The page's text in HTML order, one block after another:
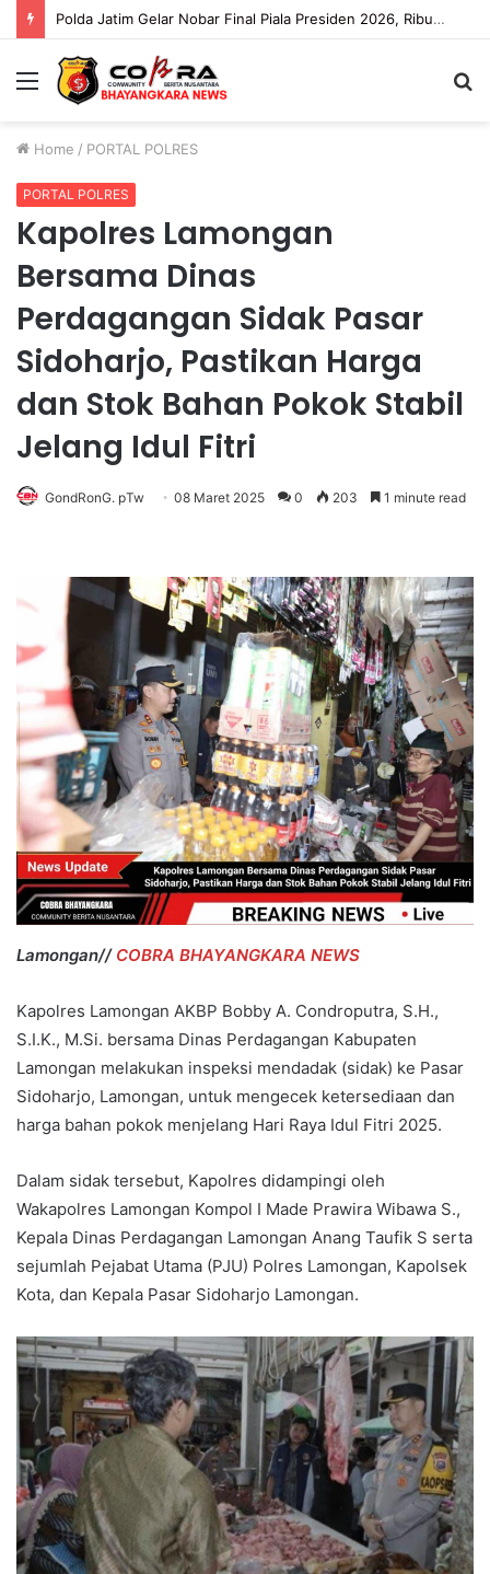
Polda Jatim Gelar Nobar Final Piala Presiden 2026, Ribuan Bonek Mania Dukung Persebaya dari Lapangan Mapolda
Menu
Home / PORTAL POLRES
PORTAL POLRES
Kapolres Lamongan
Bersama Dinas
Perdagangan Sidak Pasar
Sidoharjo, Pastikan Harga
dan Stok Bahan Pokok Stabil
Jelang Idul Fitri
GondRonG. pTw 08 Maret 2025 0 203 1 minute read
Lamongan// COBRA BHAYANGKARA NEWS
Kapolres Lamongan AKBP Bobby A. Condroputra, S.H.,
S.I.K., M.Si. bersama Dinas Perdagangan Kabupaten
Lamongan melakukan inspeksi mendadak (sidak) ke Pasar
Sidoharjo, Lamongan, untuk mengecek ketersediaan dan
harga bahan pokok menjelang Hari Raya Idul Fitri 2025.
Dalam sidak tersebut, Kapolres didampingi oleh
Wakapolres Lamongan Kompol I Made Prawira Wibawa S.,
Kepala Dinas Perdagangan Lamongan Anang Taufik S serta
sejumlah Pejabat Utama (PJU) Polres Lamongan, Kapolsek
Kota, dan Kepala Pasar Sidoharjo Lamongan.